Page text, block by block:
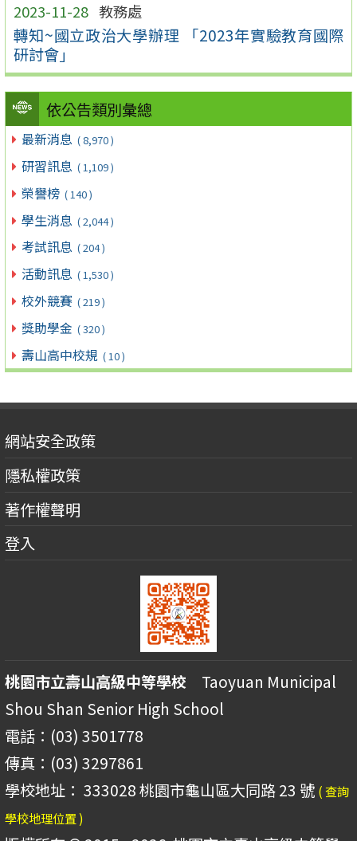
2023-11-28 教務處
轉知~國立政治大學辦理 「2023年實驗教育國際
研討會」
依公告類別彙總
最新消息 ( 8,970 )
研習訊息 ( 1,109 )
榮譽榜 ( 140 )
學生消息 ( 2,044 )
考試訊息 ( 204 )
活動訊息 ( 1,530 )
校外競賽 ( 219 )
獎助學金 ( 320 )
壽山高中校規 ( 10 )
網站安全政策
隱私權政策
著作權聲明
登入
桃園市立壽山高級中等學校 Taoyuan Municipal
Shou Shan Senior High School
電話：(03) 3501778
傳真：(03) 3297861
學校地址： 333028 桃園市龜山區大同路 23 號 ( 查詢
學校地理位置 )